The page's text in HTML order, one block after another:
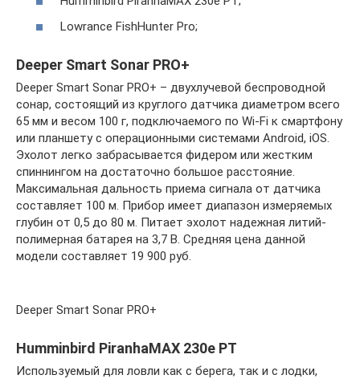
Lowrance FishHunter Pro;
Deeper Smart Sonar PRO+
Deeper Smart Sonar PRO+ – двухлучевой беспроводной
сонар, состоящий из круглого датчика диаметром всего
65 мм и весом 100 г, подключаемого по Wi-Fi к смартфону
или планшету с операционными системами Android, iOS.
Эхолот легко забрасывается фидером или жестким
спиннингом на достаточно большое расстояние.
Максимальная дальность приема сигнала от датчика
составляет 100 м. Прибор имеет диапазон измеряемых
глубин от 0,5 до 80 м. Питает эхолот надежная литий-
полимерная батарея на 3,7 В. Средняя цена данной
модели составляет 19 900 руб.
Deeper Smart Sonar PRO+
Humminbird PiranhaMAX 230e PT
Используемый для ловли как с берега, так и с лодки,